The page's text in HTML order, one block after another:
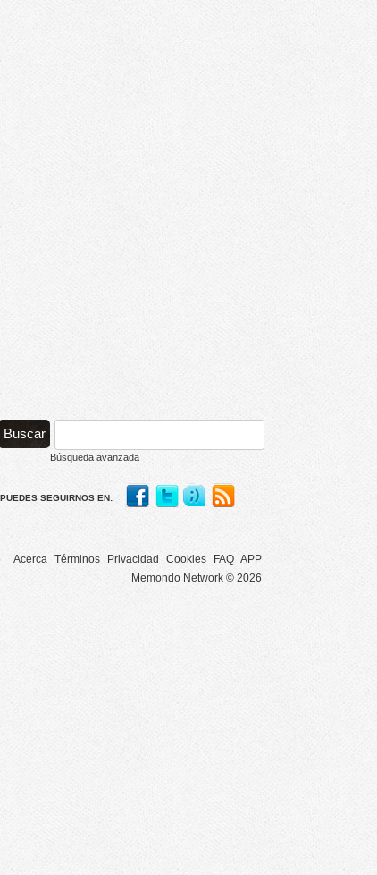
Búsqueda avanzada
PUEDES SEGUIRNOS EN:
Acerca Términos Privacidad Cookies FAQ APP
Memondo Network © 2026